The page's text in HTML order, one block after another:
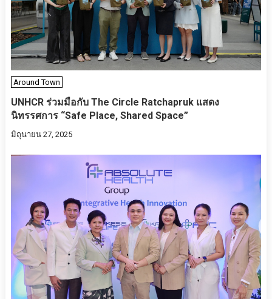
Around Town
UNHCR ร่วมมือกับ The Circle Ratchapruk แสดง
นิทรรศการ “Safe Place, Shared Space”
มิถุนายน 27, 2025